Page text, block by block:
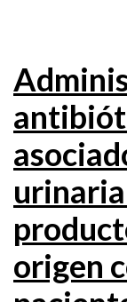
origen